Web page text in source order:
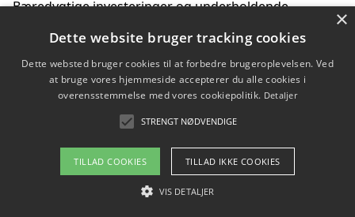
Bæredygtige investeringer og underholdende
Sådan kan online møder for virksomheder fremme
grønne investeringer
Copyright 2026 - Pilanto Aps
Om / kontakt
×
Dette website bruger tracking cookies
Dette websted bruger cookies til at forbedre brugeroplevelsen. Ved
at bruge vores hjemmeside accepterer du alle cookies i
overensstemmelse med vores cookiepolitik. Detaljer
STRENGT NØDVENDIGE
TILLAD COOKIES TILLAD IKKE COOKIES
VIS DETALJER